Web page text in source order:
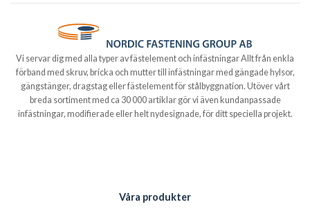
Vi servar dig med alla typer av fästelement och infästningar Allt från enkla
förband med skruv, bricka och mutter till infästningar med gängade hylsor,
gängstänger, dragstag eller fästelement för stålbyggnation. Utöver vårt
breda sortiment med ca 30 000 artiklar gör vi även kundanpassade
infästningar, modifierade eller helt nydesignade, för ditt speciella projekt.
Våra produkter